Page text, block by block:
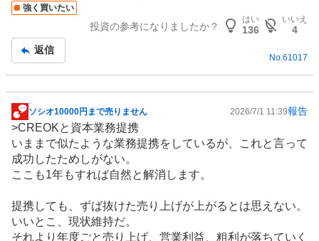
強く買いたい
投資の参考になりましたか？
はい
136
いいえ
4
返信
No. 61017
掲
示
板
記
事
ソシオ10000円まで売りません 2026/7/1 11:39報告
>CREOKと資本業務提携
いままで似たような業務提携をしているが、これと言って
成功したためしがない。
ここも1年もすれば自然と解消します。
提携しても、ずば抜けた売り上げが上がるとは思えない。
いいとこ、現状維持だ。
それより年度ごと売り上げ、営業利益、粗利が落ちていく